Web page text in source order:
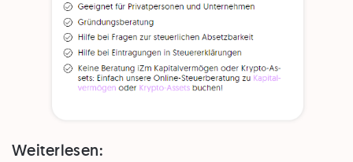
Weiterlesen: